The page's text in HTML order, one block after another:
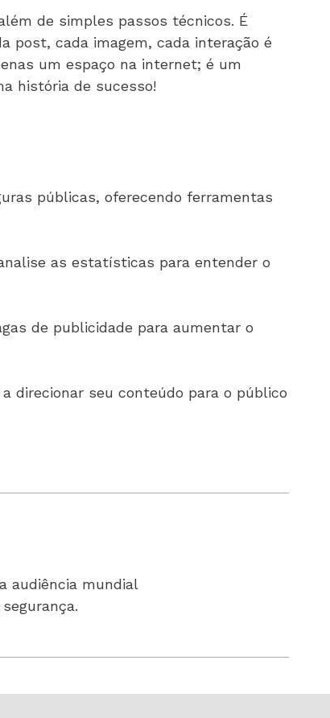
de simples passos técnicos. É
post, cada imagem, cada interação é
um espaço na internet; é um
história de sucesso!
públicas, oferecendo ferramentas
as estatísticas para entender o
de publicidade para aumentar o
direcionar seu conteúdo para o público
audiência mundial